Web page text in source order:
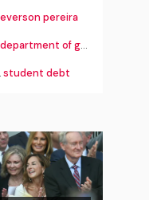
everson pereira
department of government efficiency
student debt